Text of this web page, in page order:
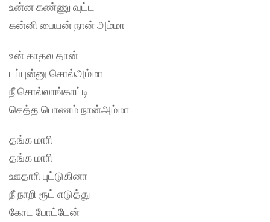
உன்ன கண்ணு வுட்ட
கன்னி பையன் நான் அம்மா
உன் காதல தான்
டப்புன்னு சொல்அம்மா
நீ சொல்லாங்காட்டி
செத்த பொணம் நான்அம்மா
தங்க மாாி
தங்க மாாி
ஊதாாி புட்டுகினா
நீ நாறி ரூட் எடுத்து
கோட போட்டேன்